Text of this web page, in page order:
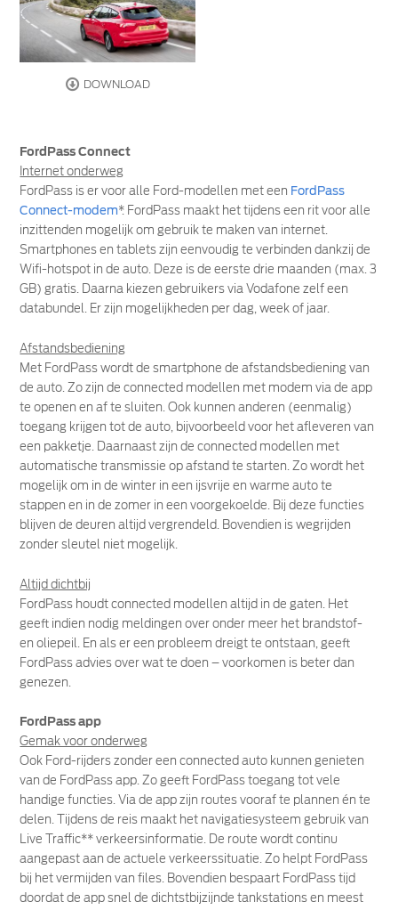
DOWNLOAD
FordPass Connect
Internet onderweg
FordPass is er voor alle Ford-modellen met een FordPass
Connect-modem*. FordPass maakt het tijdens een rit voor alle
inzittenden mogelijk om gebruik te maken van internet.
Smartphones en tablets zijn eenvoudig te verbinden dankzij de
Wifi-hotspot in de auto. Deze is de eerste drie maanden (max. 3
GB) gratis. Daarna kiezen gebruikers via Vodafone zelf een
databundel. Er zijn mogelijkheden per dag, week of jaar.
Afstandsbediening
Met FordPass wordt de smartphone de afstandsbediening van
de auto. Zo zijn de connected modellen met modem via de app
te openen en af te sluiten. Ook kunnen anderen (eenmalig)
toegang krijgen tot de auto, bijvoorbeeld voor het afleveren van
een pakketje. Daarnaast zijn de connected modellen met
automatische transmissie op afstand te starten. Zo wordt het
mogelijk om in de winter in een ijsvrije en warme auto te
stappen en in de zomer in een voorgekoelde. Bij deze functies
blijven de deuren altijd vergrendeld. Bovendien is wegrijden
zonder sleutel niet mogelijk.
Altijd dichtbij
FordPass houdt connected modellen altijd in de gaten. Het
geeft indien nodig meldingen over onder meer het brandstof-
en oliepeil. En als er een probleem dreigt te ontstaan, geeft
FordPass advies over wat te doen – voorkomen is beter dan
genezen.
FordPass app
Gemak voor onderweg
Ook Ford-rijders zonder een connected auto kunnen genieten
van de FordPass app. Zo geeft FordPass toegang tot vele
handige functies. Via de app zijn routes vooraf te plannen én te
delen. Tijdens de reis maakt het navigatiesysteem gebruik van
Live Traffic** verkeersinformatie. De route wordt continu
aangepast aan de actuele verkeerssituatie. Zo helpt FordPass
bij het vermijden van files. Bovendien bespaart FordPass tijd
doordat de app snel de dichtstbijzijnde tankstations en meest